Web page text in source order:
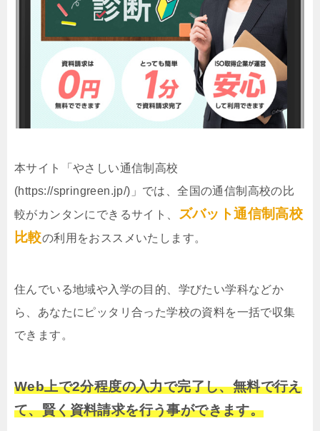
本サイト「やさしい通信制高校
(https://springreen.jp/)」では、全国の通信制高校の比
較がカンタンにできるサイト、
ズバット通信制高校
比較の利用をおススメいたします。
住んでいる地域や入学の目的、学びたい学科などか
ら、あなたにピッタリ合った学校の資料を一括で収集
できます。
Web上で2分程度の入力で完了し、無料で行え
て、賢く資料請求を行う事ができます。